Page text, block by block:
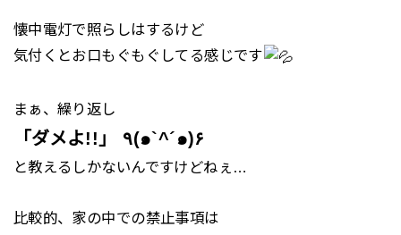
懐中電灯で照らしはするけど
気付くとお口もぐもぐしてる感じです
まぁ、繰り返し
「ダメよ!!」 ٩(๑`^´๑)۶
と教えるしかないんですけどねぇ…
比較的、家の中での禁止事項は